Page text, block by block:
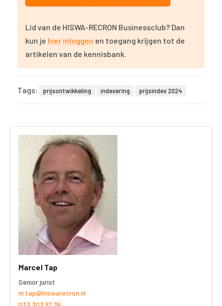
Lid van de HISWA-RECRON Businessclub? Dan
kun je hier inloggen en toegang krijgen tot de
artikelen van de kennisbank.
Tags: prijsontwikkeling indexering prijsindex 2024
Marcel Tap
Senior jurist
m.tap@hiswarecron.nl